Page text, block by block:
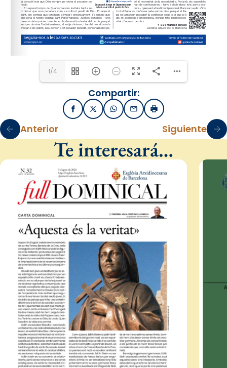
1/4
Compartir:
FacebookX / TwitterWhatsApp
EmailImprimir
Anterior Siguiente
Te interesará…